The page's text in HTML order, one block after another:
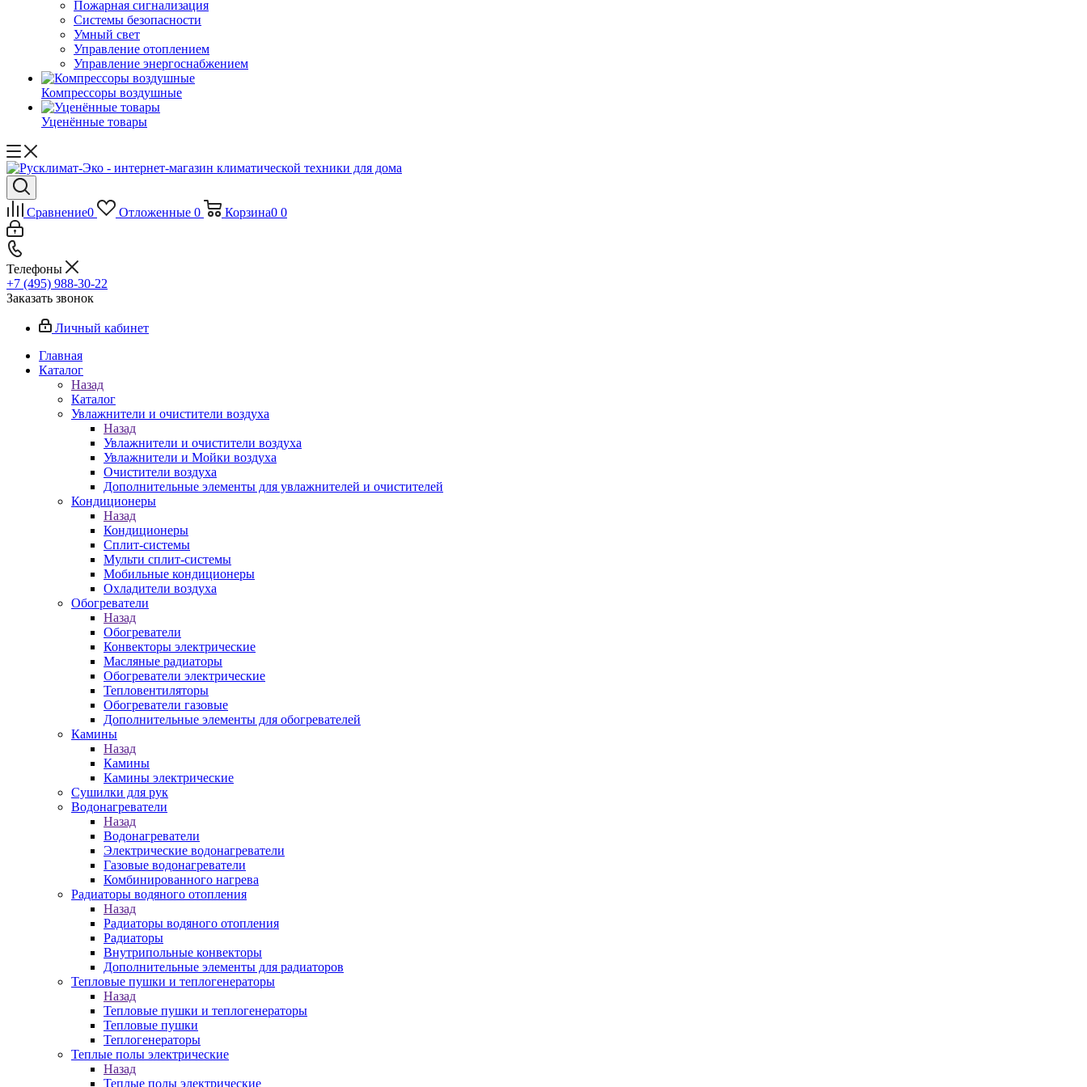
Пожарная сигнализация
Системы безопасности
Умный свет
Управление отоплением
Управление энергоснабжением
Компрессоры воздушные
Уценённые товары
Сравнение0 Отложенные 0 Корзина0 0
Телефоны
+7 (495) 988-30-22
Заказать звонок
Личный кабинет
Главная
Каталог
Назад
Каталог
Увлажнители и очистители воздуха
Назад
Увлажнители и очистители воздуха
Увлажнители и Мойки воздуха
Очистители воздуха
Дополнительные элементы для увлажнителей и очистителей
Кондиционеры
Назад
Кондиционеры
Сплит-системы
Мульти сплит-системы
Мобильные кондиционеры
Охладители воздуха
Обогреватели
Назад
Обогреватели
Конвекторы электрические
Масляные радиаторы
Обогреватели электрические
Тепловентиляторы
Обогреватели газовые
Дополнительные элементы для обогревателей
Камины
Назад
Камины
Камины электрические
Сушилки для рук
Водонагреватели
Назад
Водонагреватели
Электрические водонагреватели
Газовые водонагреватели
Комбинированного нагрева
Радиаторы водяного отопления
Назад
Радиаторы водяного отопления
Радиаторы
Внутрипольные конвекторы
Дополнительные элементы для радиаторов
Тепловые пушки и теплогенераторы
Назад
Тепловые пушки и теплогенераторы
Тепловые пушки
Теплогенераторы
Теплые полы электрические
Назад
Теплые полы электрические